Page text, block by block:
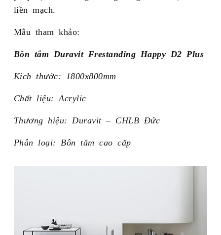
liền mạch.
Mẫu tham khảo:
Bồn tắm Duravit Frestanding Happy D2 Plus
Kích thước: 1800x800mm
Chất liệu: Acrylic
Thương hiệu: Duravit – CHLB Đức
Phân loại: Bôn tắm cao cấp